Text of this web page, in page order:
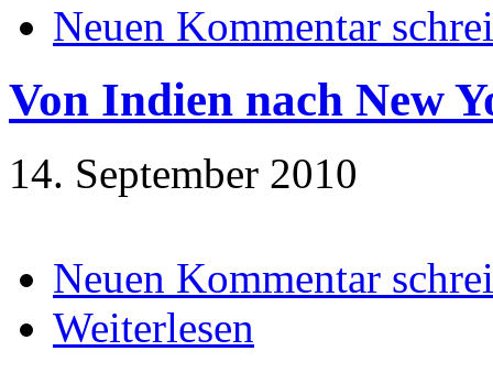
Neuen Kommentar
Von Indien nach New
14. September 2010
Neuen Kommentar
Weiterlesen